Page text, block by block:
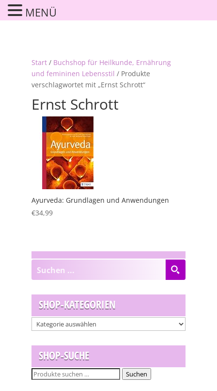
Start/ Buchshop für Heilkunde, Ernährung
und femininen Lebensstil / Produkte
verschlagwortet mit „Ernst Schrott“
Ernst Schrott
Ayurveda: Grundlagen und Anwendungen
€34,99
SHOP-KATEGORIEN
SHOP-SUCHE
Suchen
Suchen
MENÜ